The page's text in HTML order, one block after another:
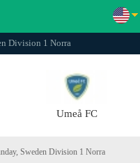
Division 1 Norra
Umeå FC
Sweden Division 1 Norra